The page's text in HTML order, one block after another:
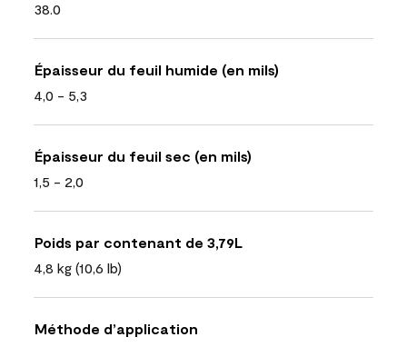
38.0
Épaisseur du feuil humide (en mils)
4,0 - 5,3
Épaisseur du feuil sec (en mils)
1,5 - 2,0
Poids par contenant de 3,79L
4,8 kg (10,6 lb)
Méthode d’application